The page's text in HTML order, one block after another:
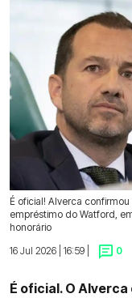
É oficial! Alverca
empréstimo do Watford,
honorário
16 Jul 2026 | 16:59 |
0
É oficial. O